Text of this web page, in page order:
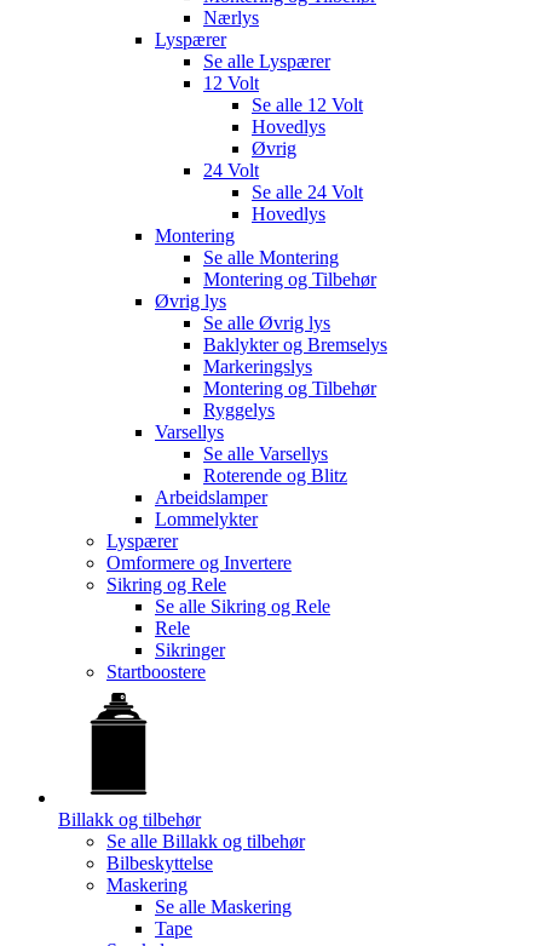
Nærlys
Lyspærer
Se alle Lyspærer
12 Volt
Se alle 12 Volt
Hovedlys
Øvrig
24 Volt
Se alle 24 Volt
Hovedlys
Montering
Se alle Montering
Montering og Tilbehør
Øvrig lys
Se alle Øvrig lys
Baklykter og Bremselys
Markeringslys
Montering og Tilbehør
Ryggelys
Varsellys
Se alle Varsellys
Roterende og Blitz
Arbeidslamper
Lommelykter
Lyspærer
Omformere og Invertere
Sikring og Rele
Se alle Sikring og Rele
Rele
Sikringer
Startboostere
Billakk og tilbehør
Se alle Billakk og tilbehør
Bilbeskyttelse
Maskering
Se alle Maskering
Tape